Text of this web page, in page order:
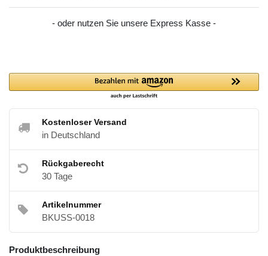
- oder nutzen Sie unsere Express Kasse -
Kostenloser Versand
in Deutschland
Rückgaberecht
30 Tage
Artikelnummer
BKUSS-0018
Produktbeschreibung